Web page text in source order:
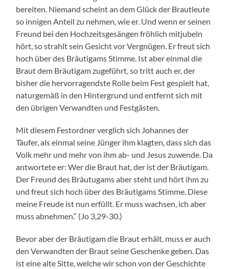
bereiten. Niemand scheint an dem Glück der Brautleute
so innigen Anteil zu nehmen, wie er. Und wenn er seinen
Freund bei den Hochzeitsgesängen fröhlich mitjubeln
hört, so strahlt sein Gesicht vor Vergnügen. Er freut sich
hoch über des Bräutigams Stimme. Ist aber einmal die
Braut dem Bräutigam zugeführt, so tritt auch er, der
bisher die hervorragendste Rolle beim Fest gespielt hat,
naturgemäß in den Hintergrund und entfernt sich mit
den übrigen Verwandten und Festgästen.
Mit diesem Festordner verglich sich Johannes der
Täufer, als einmal seine Jünger ihm klagten, dass sich das
Volk mehr und mehr von ihm ab- und Jesus zuwende. Da
antwortete er: Wer die Braut hat, der ist der Bräutigam.
Der Freund des Bräutugams aber steht und hört ihm zu
und freut sich hoch über des Bräutigams Stimme. Diese
meine Freude ist nun erfüllt. Er muss wachsen, ich aber
muss abnehmen.“ (Jo 3,29-30.)
Bevor aber der Bräutigam die Braut erhält, muss er auch
den Verwandten der Braut seine Geschenke geben. Das
ist eine alte Sitte, welche wir schon von der Geschichte